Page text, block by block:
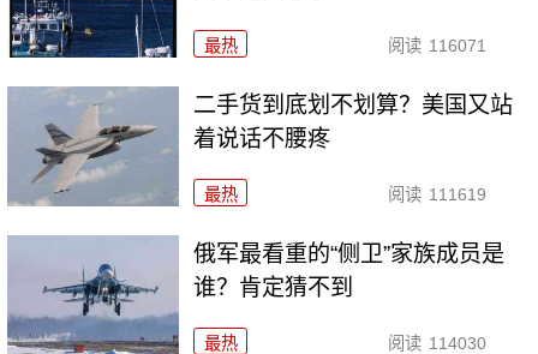
最热 阅读 116071
二手货到底划不划算？美国又站
着说话不腰疼
最热 阅读 111619
俄军最看重的“侧卫”家族成员是
谁？肯定猜不到
最热 阅读 114030